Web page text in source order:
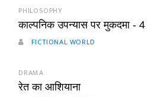
PHILOSOPHY
काल्पनिक उपन्यास पर मुकदमा - 4
FICTIONAL WORLD
DRAMA
रेत का आशियाना